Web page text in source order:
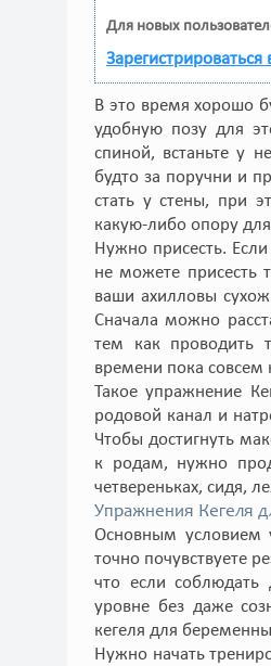
Для новых
Зарегистрироваться
В это время хорошо
удобную позу для
спиной, встаньте у
будто за поручни и
стать у стены, при
какую-либо опору
Нужно присесть.
не можете присесть
ваши ахилловы
Сначала можно
тем как проводить
времени пока совсем
Такое упражнение
родовой канал и
Чтобы достигнуть
к родам, нужно
четвереньках, сидя,
Упражнения Кегеля
Основным условием
точно почувствуете
что если
уровне без даже
кегеля для
Нужно начать